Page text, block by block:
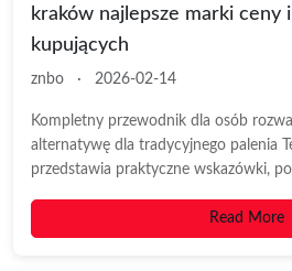
kraków najlepsze marki ceny
kupujących
znbo · 2026-02-14
Kompletny przewodnik dla osób
alternatywę dla tradycyjnego palenia
przedstawia praktyczne wskazówki,
Read More